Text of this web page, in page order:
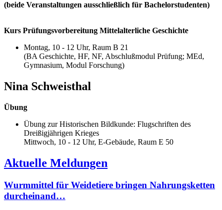
(beide Veranstaltungen ausschließlich für Bachelorstudenten)
Kurs Prüfungsvorbereitung Mittelalterliche Geschichte
Montag, 10 - 12 Uhr, Raum B 21
(BA Geschichte, HF, NF, Abschlußmodul Prüfung; MEd,
Gymnasium, Modul Forschung)
Nina Schweisthal
Übung
Übung zur Historischen Bildkunde: Flugschriften des
Dreißigjährigen Krieges
Mittwoch, 10 - 12 Uhr, E-Gebäude, Raum E 50
Aktuelle Meldungen
Wurmmittel für Weidetiere bringen Nahrungsketten
durcheinand…